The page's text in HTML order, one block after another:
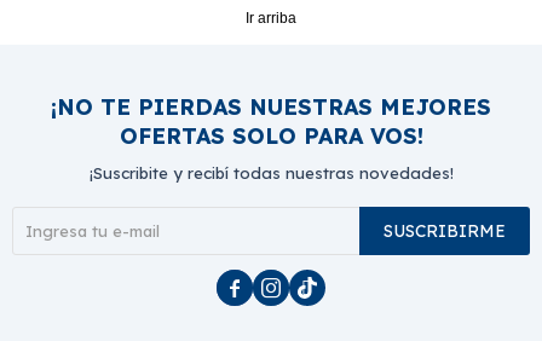
Ir arriba
¡NO TE PIERDAS NUESTRAS MEJORES
OFERTAS SOLO PARA VOS!
¡Suscribite y recibí todas nuestras novedades!
SUSCRIBIRME
  